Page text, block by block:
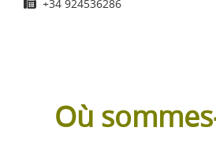
+34 924536286
Où